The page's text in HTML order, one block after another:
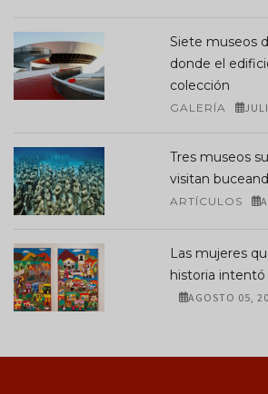
Siete museos
donde el
colección
GALERÍA
Tres museos
visitan
ARTÍCULOS
Las mujeres
historia intentó
AGOSTO 05,